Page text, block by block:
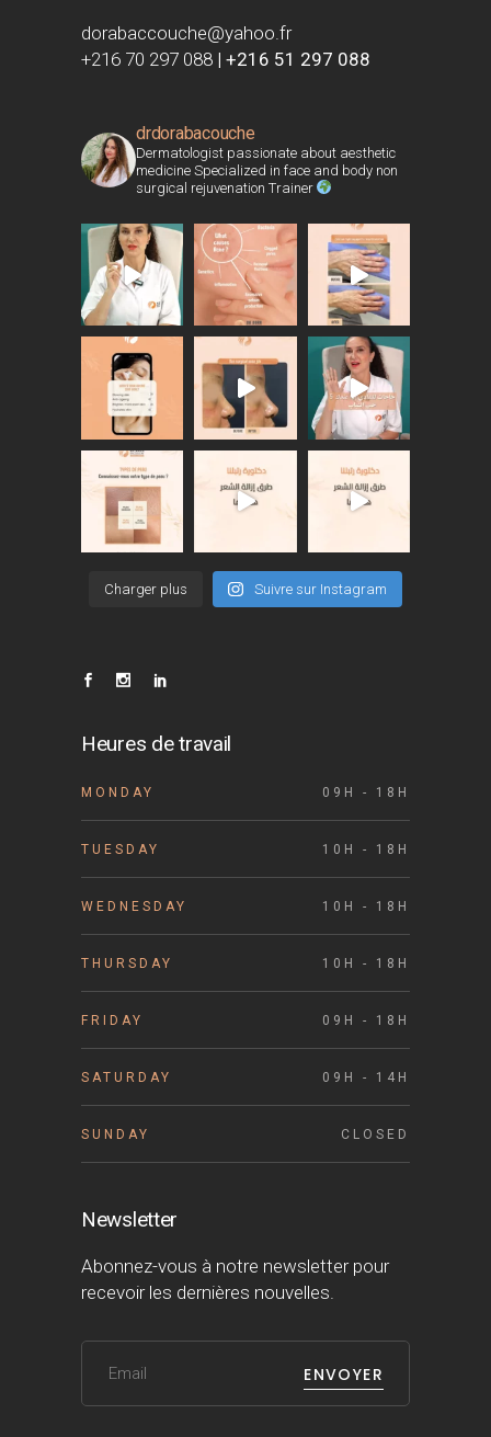
dorabaccouche@yahoo.fr
+216 70 297 088 | +216 51 297 088
drdorabacouche
Dermatologist passionate about aesthetic
medicine Specialized in face and body non
surgical rejuvenation Trainer
Charger plus Suivre sur Instagram
Heures de travail
MONDAY 09H - 18H
TUESDAY 10H - 18H
WEDNESDAY 10H - 18H
THURSDAY 10H - 18H
FRIDAY 09H - 18H
SATURDAY 09H - 14H
SUNDAY CLOSED
Newsletter
Abonnez-vous à notre newsletter pour
recevoir les dernières nouvelles.
ENVOYER